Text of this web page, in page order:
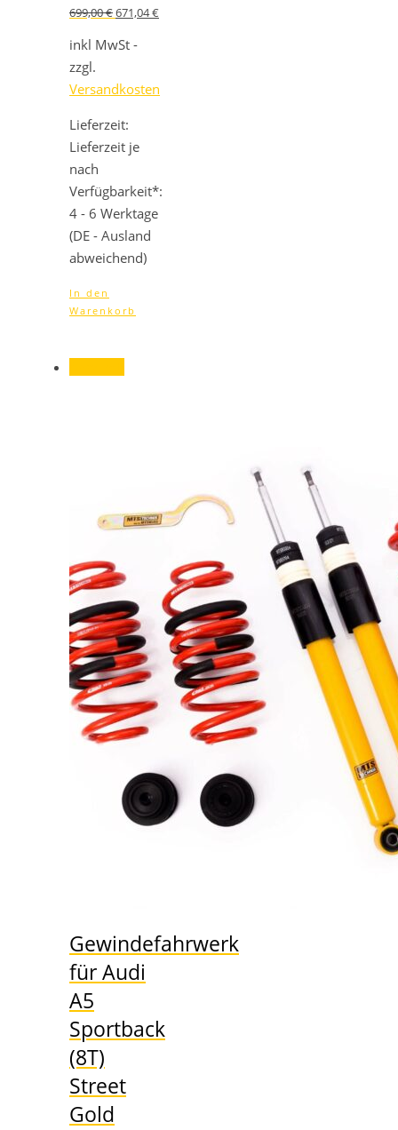
699,00€Ursprünglicher
war:
671,04€Aktueller
inkl MwSt -
zzgl.
Versandkosten
Lieferzeit:
Lieferzeit je
nach
Verfügbarkeit*:
4 - 6 Werktage
(DE - Ausland
abweichend)
In den
Warenkorb
Gewindefahrwerk
für Audi
A5
Sportback
(8T)
Street
Gold